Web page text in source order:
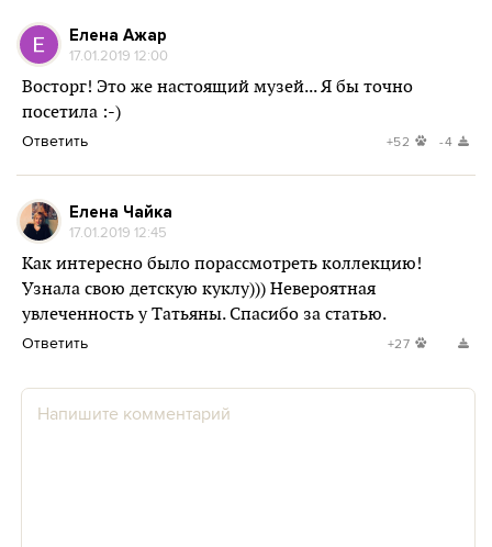
Елена Ажар
17.01.2019 12:00
Восторг! Это же настоящий музей... Я бы точно
посетила :-)
Ответить +52 -4
Елена Чайка
17.01.2019 12:45
Как интересно было порассмотреть коллекцию!
Узнала свою детскую куклу))) Невероятная
увлеченность у Татьяны. Спасибо за статью.
Ответить +27